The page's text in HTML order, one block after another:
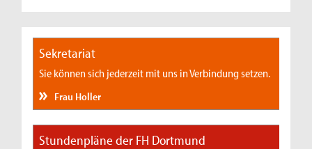
Sekretariat
Sie können sich jederzeit mit uns in Verbindung setzen.
Frau Holler
Stundenpläne der FH Dortmund